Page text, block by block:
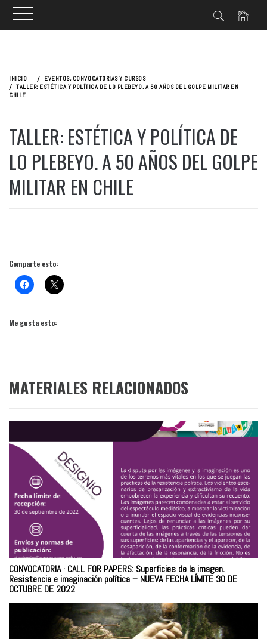
contenido
INICIO
EVENTOS, CONVOCATORIAS Y CURSOS
TALLER: ESTÉTICA Y POLÍTICA DE LO PLEBEYO. A 50 AÑOS DEL GOLPE MILITAR EN
CHILE
TALLER: ESTÉTICA Y POLÍTICA DE
LO PLEBEYO. A 50 AÑOS DEL GOLPE
MILITAR EN CHILE
Comparte esto:
Me gusta esto:
MATERIALES RELACIONADOS
CONVOCATORIA · CALL FOR PAPERS: Superficies de la imagen.
Resistencia e imaginación política – NUEVA FECHA LÍMITE 30 DE
OCTUBRE DE 2022